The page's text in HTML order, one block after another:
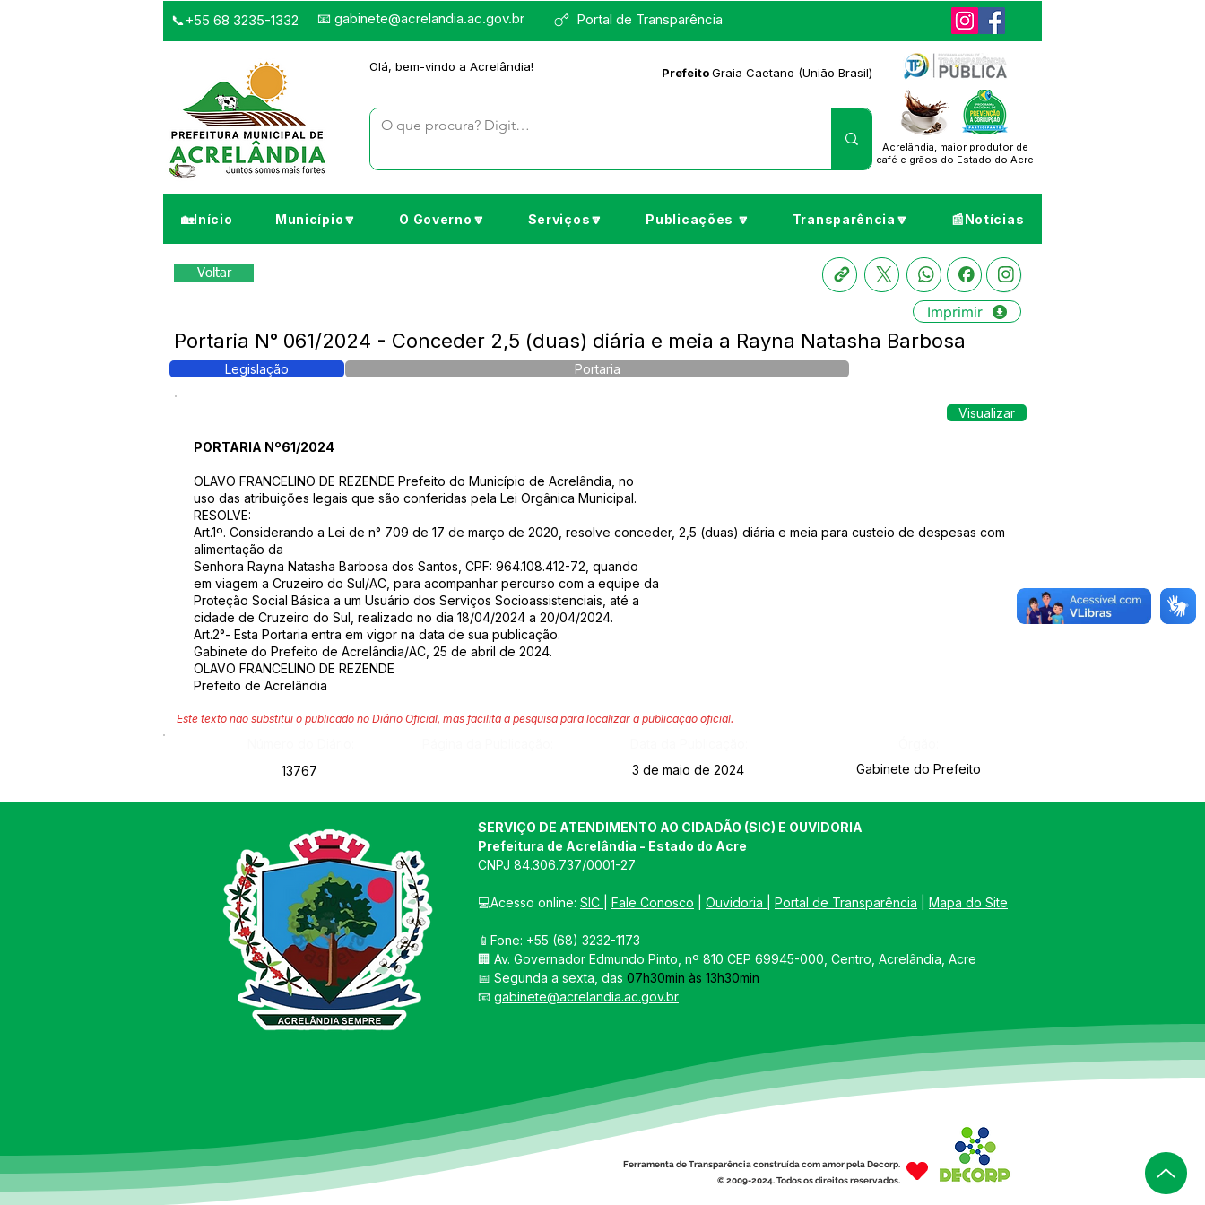
Portal de Transparência
📞+55 68 3235-1332 📧 gabinete@acrelandia.ac.gov.br
Olá, bem-vindo a Acrelândia! PrefeitoGraia Caetano (União Brasil)
Acrelândia, maior produtor de
café e grãos do Estado do Acre
🏡Início Município🔽 O Governo🔽 Serviços🔽 Publicações 🔽 Transparência🔽 📰Notícias
Voltar
Imprimir
Portaria N° 061/2024 - Conceder 2,5 (duas) diária e meia a Rayna Natasha Barbosa
Legislação Portaria
Visualizar
PORTARIA Nº61/2024
OLAVO FRANCELINO DE REZENDE Prefeito do Município de Acrelândia, no
uso das atribuições legais que são conferidas pela Lei Orgânica Municipal.
RESOLVE:
Art.1º. Considerando a Lei de n° 709 de 17 de março de 2020, resolve conceder, 2,5 (duas) diária e meia para custeio de despesas com
alimentação da
Senhora Rayna Natasha Barbosa dos Santos, CPF: 964.108.412-72, quando
em viagem a Cruzeiro do Sul/AC, para acompanhar percurso com a equipe da
Proteção Social Básica a um Usuário dos Serviços Socioassistenciais, até a
cidade de Cruzeiro do Sul, realizado no dia 18/04/2024 a 20/04/2024.
Art.2°- Esta Portaria entra em vigor na data de sua publicação.
Gabinete do Prefeito de Acrelândia/AC, 25 de abril de 2024.
OLAVO FRANCELINO DE REZENDE
Prefeito de Acrelândia
Este texto não substitui o publicado no Diário Oficial, mas facilita a pesquisa para localizar a publicação oficial.
13767
3 de maio de 2024 Gabinete do Prefeito
SERVIÇO DE ATENDIMENTO AO CIDADÃO (SIC) E OUVIDORIA
Prefeitura de Acrelândia - Estado do Acre
CNPJ 84.306.737/0001-27
💻Acesso online: SIC Fale Conosco Ouvidoria Portal de Transparência Mapa do Site
📱Fone: +55 (68) 3232-1173
🏢 Av. Governador Edmundo Pinto, nº 810 CEP 69945-000, Centro, Acrelândia, Acre
📅 Segunda a sexta, das 07h30min às 13h30min
📧 gabinete@acrelandia.ac.gov.br
Ferramenta de Transparência construída com amor pela Decorp.
© 2009-2024. Todos os direitos reservados.